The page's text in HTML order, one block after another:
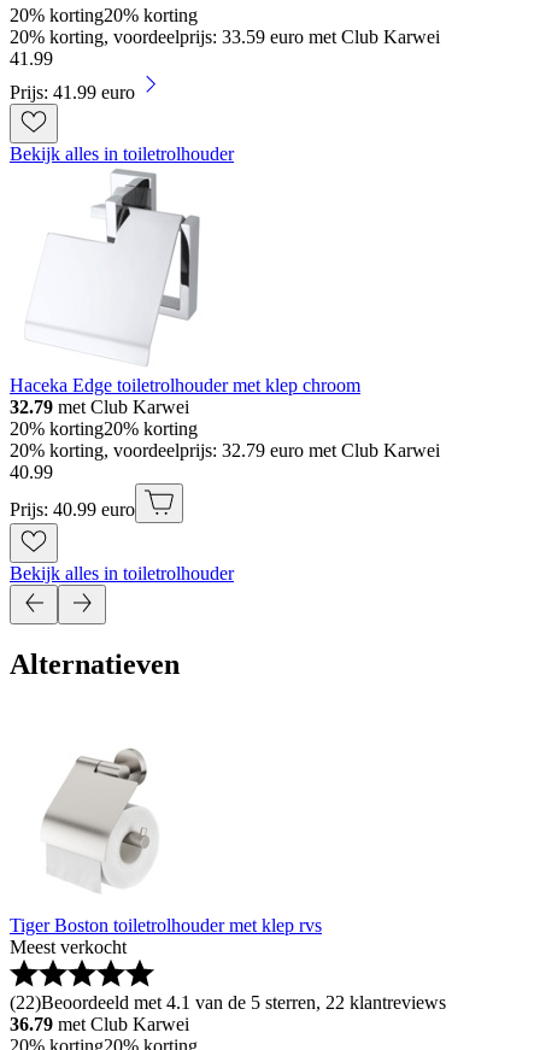
20% korting20% korting
20% korting, voordeelprijs: 33.59 euro met Club Karwei
41.99
Prijs: 41.99 euro
Bekijk alles in toiletrolhouder
Haceka Edge toiletrolhouder met klep chroom
32.79 met Club Karwei
20% korting20% korting
20% korting, voordeelprijs: 32.79 euro met Club Karwei
40.99
Prijs: 40.99 euro
Bekijk alles in toiletrolhouder
Alternatieven
Tiger Boston toiletrolhouder met klep rvs
Meest verkocht
(22)Beoordeeld met 4.1 van de 5 sterren, 22 klantreviews
36.79 met Club Karwei